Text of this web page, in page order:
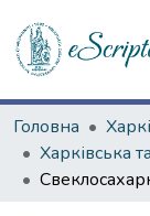
Головна